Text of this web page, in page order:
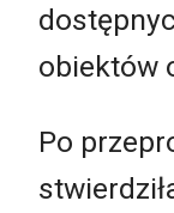
obiektów
Po